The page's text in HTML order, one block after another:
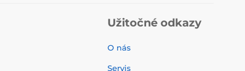
Užitočné odkazy
O nás
Servis